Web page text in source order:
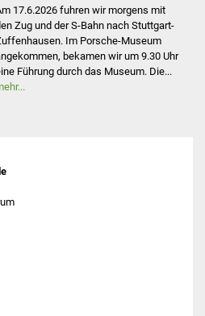
17.6.2026 fuhren wir morgens mit
Zug und der S-Bahn nach Stuttgart-
Im Porsche-Museum
bekamen wir um 9.30 Uhr
Führung durch das Museum. Die...